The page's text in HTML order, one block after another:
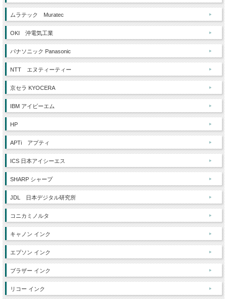
ムラテック Muratec
OKI 沖電気工業
パナソニック Panasonic
NTT エヌティーティー
京セラ KYOCERA
IBM アイビーエム
HP
APTi アプティ
ICS 日本アイシーエス
SHARP シャープ
JDL 日本デジタル研究所
コニカミノルタ
キャノン インク
エプソン インク
ブラザー インク
リコー インク